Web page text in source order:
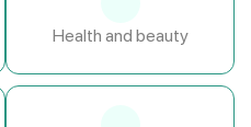
Health and beauty